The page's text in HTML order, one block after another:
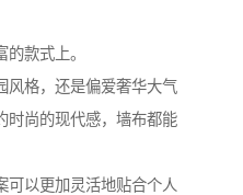
款式上。
风格，还是偏爱奢华大气
时尚的现代感，墙布都能
可以更加灵活地贴合个人